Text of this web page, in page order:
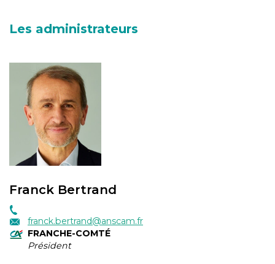
Les administrateurs
Franck Bertrand
franck.bertrand@anscam.fr
FRANCHE-COMTÉ
Président